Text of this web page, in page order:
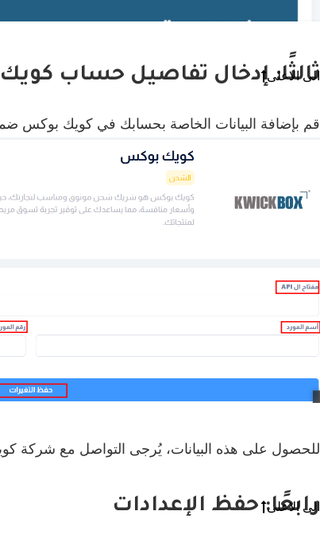
ثالثًا: إدخال تفاصيل حساب
الى الاعلى
قم بإضافة البيانات الخاصة بحسابك في كويك بوكس
للحصول على هذه البيانات، يُرجى التواصل مع شركة
رابعًا: حفظ الإعدادات
الى الاعلى